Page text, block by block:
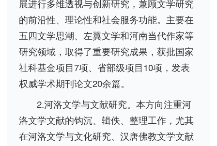
展进行多维透视与创新研究，兼顾文学研究
的前沿性、理论性和社会服务功能。主要在
五四文学思潮、左翼文学和河南当代作家等
研究领域，取得了重要研究成果，获批国家
社科基金项目7项、省部级项目10项，发表
权威学术期刊论文20余篇。
2.河洛文学与文献研究。本方向注重河
洛文学文献的钩沉、辑佚、整理工作，尤其
在河洛文学与文化研究、汉唐佛教文学文献